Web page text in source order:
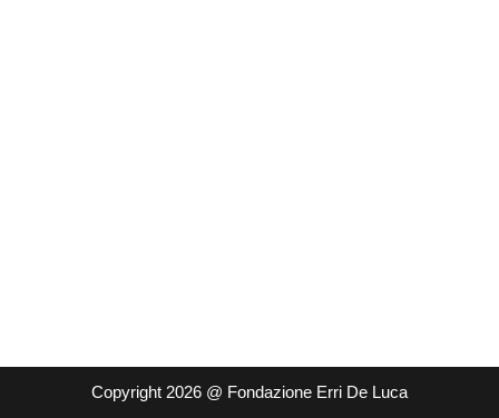
Copyright 2026 @ Fondazione Erri De Luca